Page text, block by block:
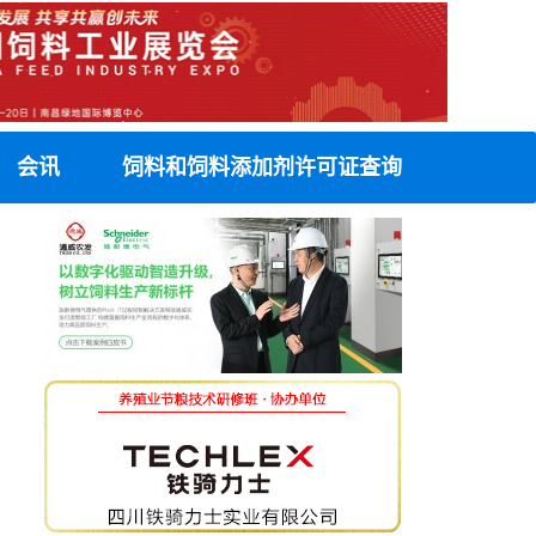
会讯 饲料和饲料添加剂许可证查询